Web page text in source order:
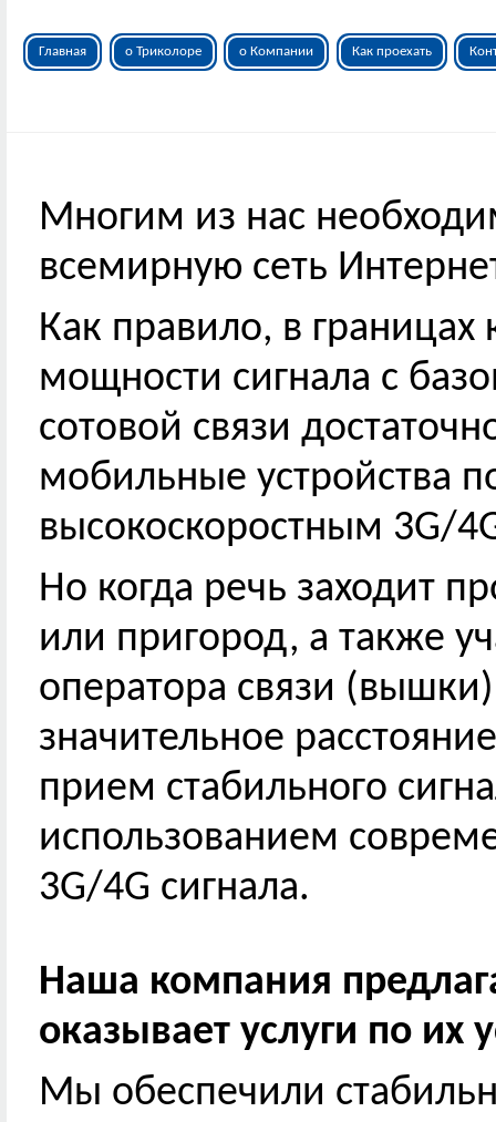
Главная о Триколоре о Компании Как проехать
Многим из нас
всемирную сеть
Как правило, в границах
мощности сигнала с
сотовой связи
мобильные устройства
высокоскоростным 3G/
Но когда речь заходит
или пригород, а также
оператора связи
значительное
прием стабильного
использованием
3G/4G сигнала.
Наша компания
оказывает услуги по их
Мы обеспечили